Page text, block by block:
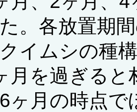
。各放置期
イムシの種
月を過ぎると
ヶ月の時点で